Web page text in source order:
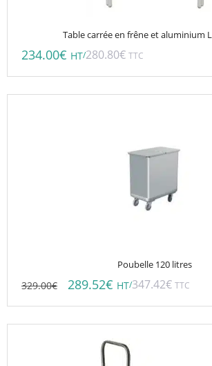
Table carrée en frêne et aluminium
234.00€ HT/280.80€ TTC
Poubelle 120 litres
329.00€ 289.52€ HT/347.42€ TTC